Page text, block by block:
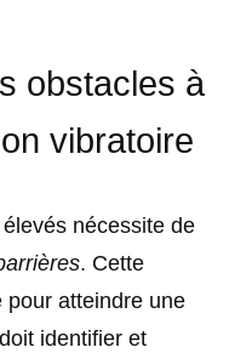
obstacles à
vibratoire
nécessite de
. Cette
pour atteindre une
identifier et